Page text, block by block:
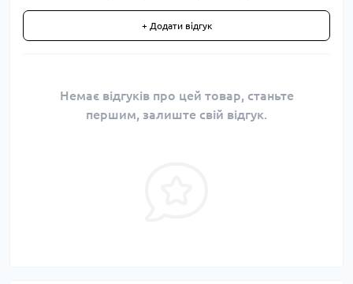
+ Додати відгук
Немає відгуків про цей товар, станьте
першим, залиште свій відгук.